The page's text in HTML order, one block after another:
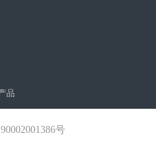
品
号